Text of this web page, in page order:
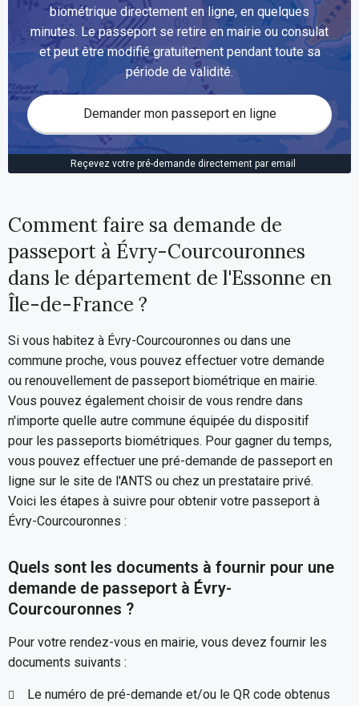
biométrique directement en ligne, en quelques
minutes. Le passeport se retire en mairie ou consulat
et peut être modifié gratuitement pendant toute sa
période de validité.
Demander mon passeport en ligne
Reçevez votre pré-demande directement par email
Comment faire sa demande de
passeport à Évry-Courcouronnes
dans le département de l'Essonne en
Île-de-France ?
Si vous habitez à Évry-Courcouronnes ou dans une
commune proche, vous pouvez effectuer votre demande
ou renouvellement de passeport biométrique en mairie.
Vous pouvez également choisir de vous rendre dans
n'importe quelle autre commune équipée du dispositif
pour les passeports biométriques. Pour gagner du temps,
vous pouvez effectuer une pré-demande de passeport en
ligne sur le site de l'ANTS ou chez un prestataire privé.
Voici les étapes à suivre pour obtenir votre passeport à
Évry-Courcouronnes :
Quels sont les documents à fournir pour une
demande de passeport à Évry-
Courcouronnes ?
Pour votre rendez-vous en mairie, vous devez fournir les
documents suivants :
Le numéro de pré-demande et/ou le QR code obtenus